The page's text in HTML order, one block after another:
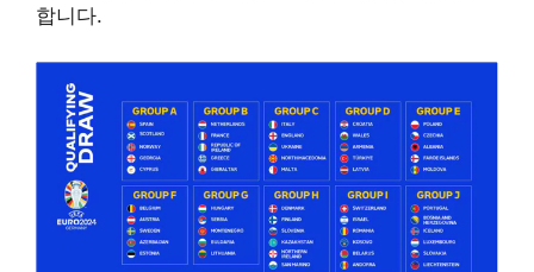
합니다.